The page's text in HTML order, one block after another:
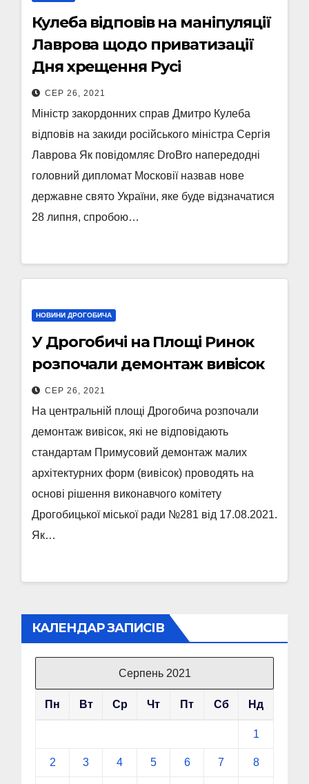
Кулеба відповів на маніпуляції
Лаврова щодо приватизації
Дня хрещення Русі
СЕР 26, 2021
Міністр закордонних справ Дмитро Кулеба
відповів на закиди російського міністра Сергія
Лаврова Як повідомляє DroBro напередодні
головний дипломат Московії назвав нове
державне свято України, яке буде відзначатися
28 липня, спробою…
НОВИНИ ДРОГОБИЧА
У Дрогобичі на Площі Ринок
розпочали демонтаж вивісок
СЕР 26, 2021
На центральній площі Дрогобича розпочали
демонтаж вивісок, які не відповідають
стандартам Примусовий демонтаж малих
архітектурних форм (вивісок) проводять на
основі рішення виконавчого комітету
Дрогобицької міської ради №281 від 17.08.2021.
Як…
КАЛЕНДАР ЗАПИСІВ
Серпень 2021
Пн Вт Ср Чт Пт Сб Нд
1
2 3 4 5 6 7 8